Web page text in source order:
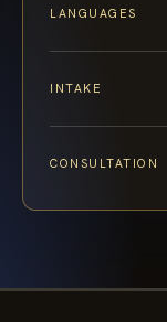
LANGUAGES
INTAKE
CONSULTATION